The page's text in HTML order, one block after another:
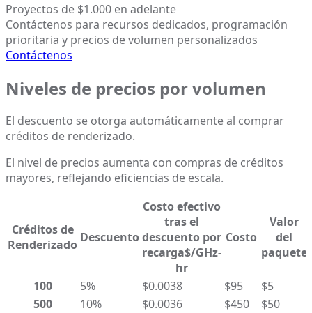
Proyectos de $1.000 en adelante
Contáctenos para recursos dedicados, programación
prioritaria y precios de volumen personalizados
Contáctenos
Niveles de precios por volumen
El descuento se otorga automáticamente al comprar
créditos de renderizado.
El nivel de precios aumenta con compras de créditos
mayores, reflejando eficiencias de escala.
Créditos de
Renderizado Descuento
Costo efectivo
tras el
descuento por
recarga$/GHz-
hr
Costo
Valor
del
paquete
100 5% $0.0038 $95
$5
500
10% $0.0036 $450
$50